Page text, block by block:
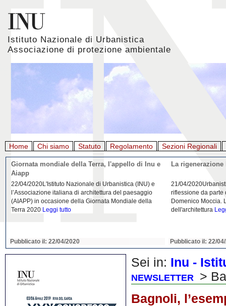
Istituto Nazionale di Urbanistica
Associazione di protezione ambientale
Home Chi siamo Statuto Regolamento Sezioni Regionali
Giornata mondiale della Terra, l'appello di Inu e
Aiapp
22/04/2020L'Istituto Nazionale di Urbanistica (INU) e
l’Associazione italiana di architettura del paesaggio
(AIAPP) in occasione della Giornata Mondiale della
Terra 2020 Leggi tutto
Pubblicato il: 22/04/2020
La
21/04/
riflessione da parte
Domenico Moccia.
dell'architettura
Pubblicato il: 22/
Sei in: Inu -
NEWSLETTER
>
Bagnoli,